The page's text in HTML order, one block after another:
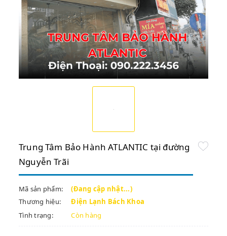
Trung Tâm Bảo Hành ATLANTIC tại đường
Nguyễn Trãi
Mã sản phẩm:
(Đang cập nhật...)
Thương hiệu:
Điện Lạnh Bách Khoa
Tình trạng:
Còn hàng